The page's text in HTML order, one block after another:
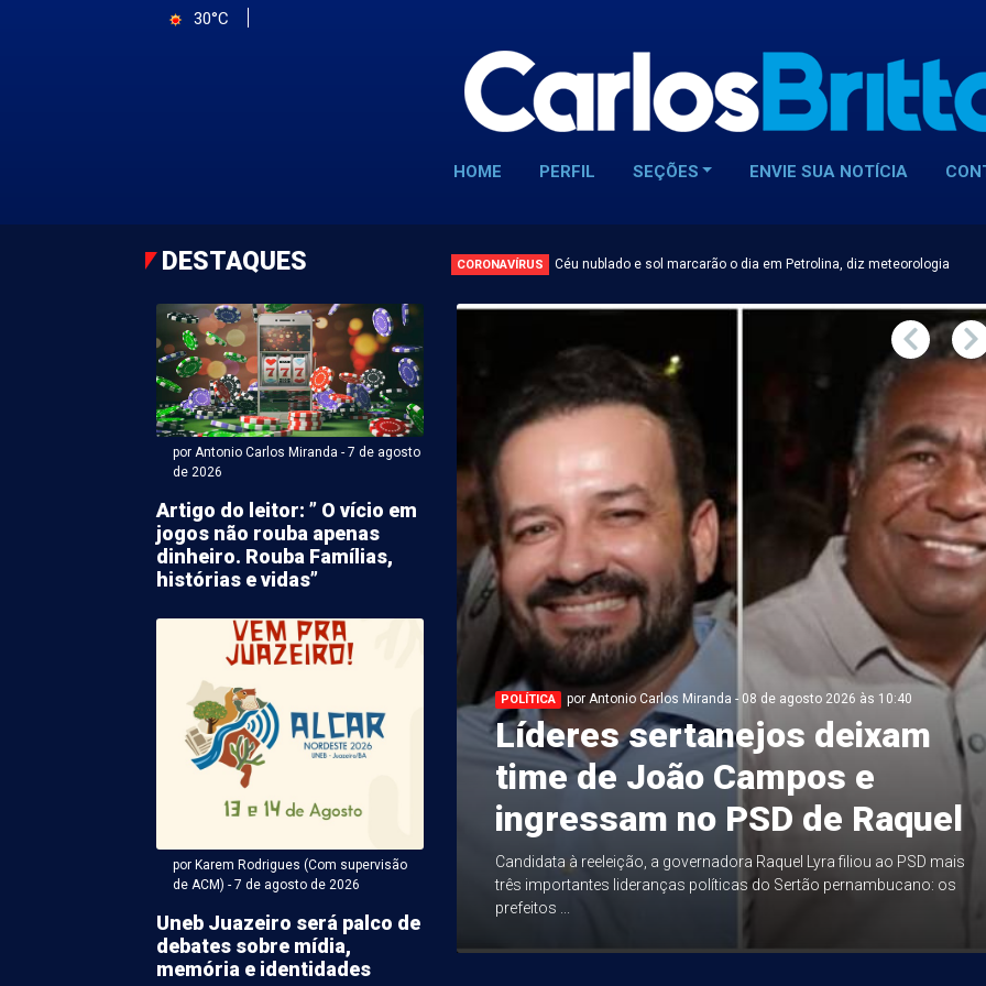
30°C
HOME PERFIL SEÇÕES ENVIE SUA NOTÍCIA
DESTAQUES CORONAVÍRUS Céu nublado e sol marcarão o dia em Petrolina, diz meteorologia
por Antonio Carlos Miranda - 7 de agosto
de 2026
Artigo do leitor: ” O vício em
jogos não rouba apenas
dinheiro. Rouba Famílias,
histórias e vidas”
por Karem Rodrigues (Com supervisão
de ACM) - 7 de agosto de 2026
Uneb Juazeiro será palco de
debates sobre mídia,
memória e identidades
Carlos Miranda - 07 de agosto 2026 às 22:40
o Palmeiras de Petrolina é uma das forças do
POLÍTICA por Antonio Carlos Miranda - 08 de agosto 2026 às 10:40
Líderes sertanejos deixam
time de João Campos e
ingressam no PSD de Raquel
Candidata à reeleição, a governadora Raquel Lyra filiou ao PSD mais
três importantes lideranças políticas do Sertão pernambucano: os
prefeitos ...